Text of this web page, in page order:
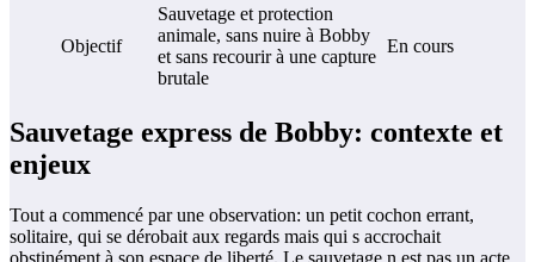
Objectif
Sauvetage et protection
animale, sans nuire à Bobby
et sans recourir à une capture
brutale
En cours
Sauvetage express de Bobby: contexte et
enjeux
Tout a commencé par une observation: un petit cochon errant,
solitaire, qui se dérobait aux regards mais qui s accrochait